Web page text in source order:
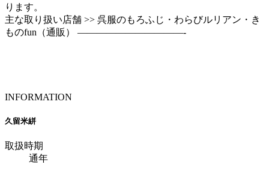
ります。
主な取り扱い店舗 >> 呉服のもろふじ・わらびルリアン・き
ものfun（通販） ———————————-
INFORMATION
久留米絣
取扱時期
通年